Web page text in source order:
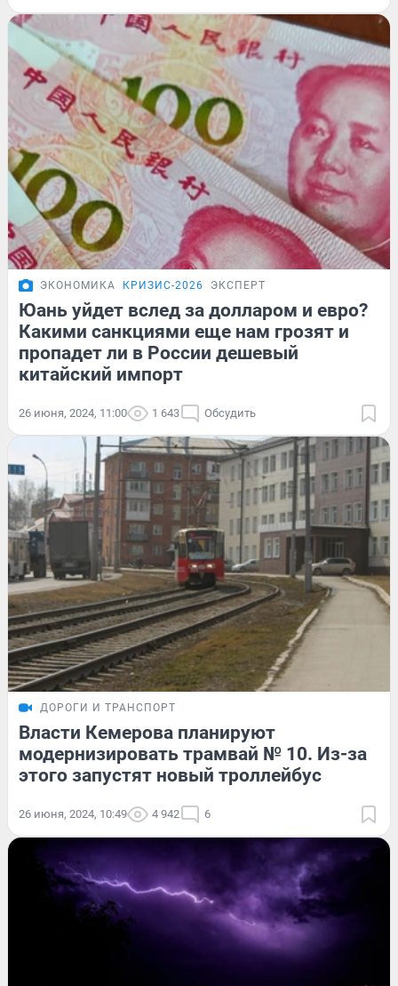
ЭКОНОМИКА КРИЗИС-2026 ЭКСПЕРТ
Юань уйдет вслед за долларом и евро?
Какими санкциями еще нам грозят и
пропадет ли в России дешевый
китайский импорт
26 июня, 2024, 11:00 1 643 Обсудить
ДОРОГИ И ТРАНСПОРТ
Власти Кемерова планируют
модернизировать трамвай № 10. Из-за
этого запустят новый троллейбус
26 июня, 2024, 10:49 4 942 6